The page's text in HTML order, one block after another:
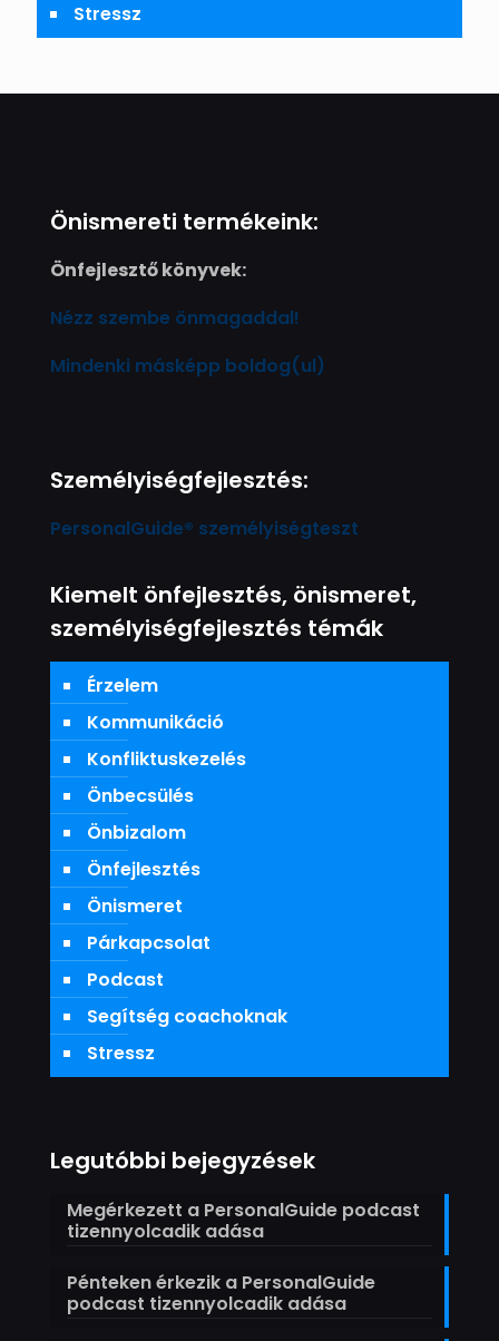
Stressz
Önismereti termékeink:
Önfejlesztő könyvek:
Nézz szembe önmagaddal!
Mindenki másképp boldog(ul)
Személyiségfejlesztés:
PersonalGuide® személyiségteszt
Kiemelt önfejlesztés, önismeret,
személyiségfejlesztés témák
Érzelem
Kommunikáció
Konfliktuskezelés
Önbecsülés
Önbizalom
Önfejlesztés
Önismeret
Párkapcsolat
Podcast
Segítség coachoknak
Stressz
Legutóbbi bejegyzések
Megérkezett a PersonalGuide podcast
tizennyolcadik adása
Pénteken érkezik a PersonalGuide
podcast tizennyolcadik adása